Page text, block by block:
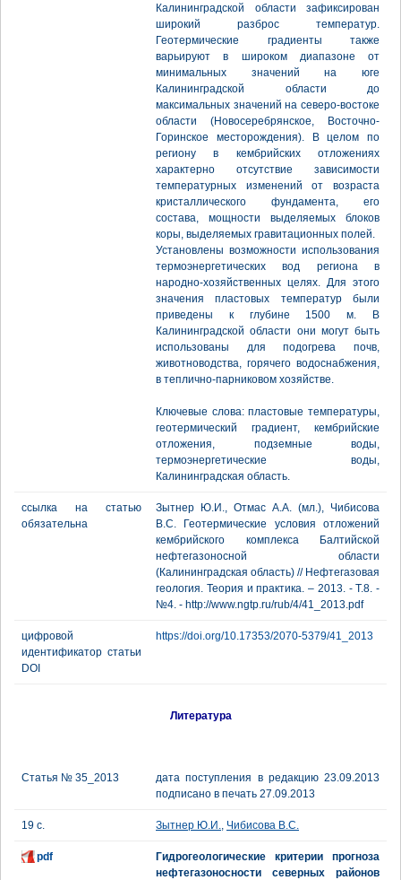
Калининградской области зафиксирован
широкий разброс температур.
Геотермические градиенты также
варьируют в широком диапазоне от
минимальных значений на юге
Калининградской области до
максимальных значений на северо-востоке
области (Новосеребрянское, Восточно-
Горинское месторождения). В целом по
региону в кембрийских отложениях
характерно отсутствие зависимости
температурных изменений от возраста
кристаллического фундамента, его
состава, мощности выделяемых блоков
коры, выделяемых гравитационных полей.
Установлены возможности использования
термоэнергетических вод региона в
народно-хозяйственных целях. Для этого
значения пластовых температур были
приведены к глубине 1500 м. В
Калининградской области они могут быть
использованы для подогрева почв,
животноводства, горячего водоснабжения,
в теплично-парниковом хозяйстве.
Ключевые слова: пластовые температуры,
геотермический градиент, кембрийские
отложения, подземные воды,
термоэнергетические воды,
Калининградская область.
ссылка на статью
обязательна
Зытнер Ю.И., Отмас А.А. (мл.), Чибисова
В.С. Геотермические условия отложений
кембрийского комплекса Балтийской
нефтегазоносной области
(Калининградская область) // Нефтегазовая
геология. Теория и практика. – 2013. - Т.8. -
№4. - http://www.ngtp.ru/rub/4/41_2013.pdf
цифровой
идентификатор статьи
DOI
https://doi.org/10.17353/2070-5379/41_2013
Литература
Статья № 35_2013
дата поступления в редакцию 23.09.2013
подписано в печать 27.09.2013
19 с. Зытнер Ю.И., Чибисова В.С.
pdf
Гидрогеологические критерии прогноза
нефтегазоносности северных районов